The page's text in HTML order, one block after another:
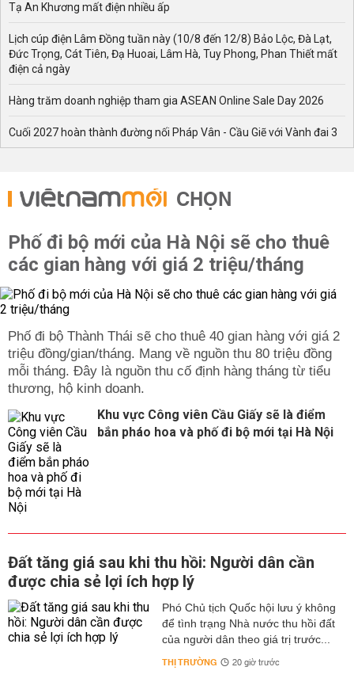
Tạ An Khương mất điện nhiều ấp
Lịch cúp điện Lâm Đồng tuần này (10/8 đến 12/8) Bảo Lộc, Đà Lạt,
Đức Trọng, Cát Tiên, Đạ Huoai, Lâm Hà, Tuy Phong, Phan Thiết mất
điện cả ngày
Hàng trăm doanh nghiệp tham gia ASEAN Online Sale Day 2026
Cuối 2027 hoàn thành đường nối Pháp Vân - Cầu Giẽ với Vành đai 3
CHỌN
Phố đi bộ mới của Hà Nội sẽ cho thuê
các gian hàng với giá 2 triệu/tháng
Phố đi bộ Thành Thái sẽ cho thuê 40 gian hàng với giá 2
triệu đồng/gian/tháng. Mang về nguồn thu 80 triệu đồng
mỗi tháng. Đây là nguồn thu cố định hàng tháng từ tiểu
thương, hộ kinh doanh.
Khu vực Công viên Cầu Giấy sẽ là điểm
bắn pháo hoa và phố đi bộ mới tại Hà Nội
Đất tăng giá sau khi thu hồi: Người dân cần
được chia sẻ lợi ích hợp lý
Phó Chủ tịch Quốc hội lưu ý không
để tình trạng Nhà nước thu hồi đất
của người dân theo giá trị trước...
THỊ TRƯỜNG 20 giờ trước